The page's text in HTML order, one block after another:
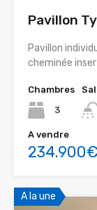
Pavillon
Pavillon
cheminée
Chambres
3
A vendre
A la une